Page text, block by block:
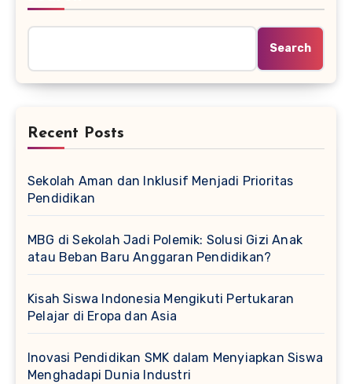
Search
Recent Posts
Sekolah Aman dan Inklusif Menjadi Prioritas
Pendidikan
MBG di Sekolah Jadi Polemik: Solusi Gizi Anak
atau Beban Baru Anggaran Pendidikan?
Kisah Siswa Indonesia Mengikuti Pertukaran
Pelajar di Eropa dan Asia
Inovasi Pendidikan SMK dalam Menyiapkan Siswa
Menghadapi Dunia Industri